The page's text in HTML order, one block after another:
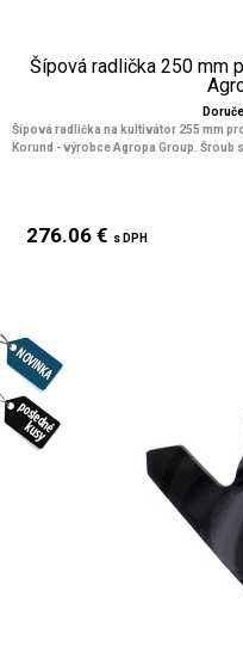
Šípová radlička 250 mm
Šípová radlička na kultivátor 255 mm
Korund - výrobce Agropa Group. Šroub
276.06 € s DPH